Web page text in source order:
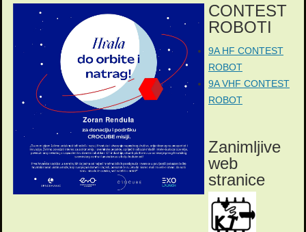
CONTEST
ROBOTI
9A HF CONTEST
ROBOT
9A VHF CONTEST
ROBOT
Zanimljive
web
stranice